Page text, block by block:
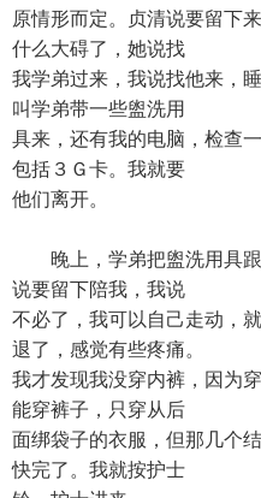
原情形而定。贞清说要留下
什么大碍了，她说找
我学弟过来，我说找他来，
叫学弟带一些盥洗用
具来，还有我的电脑，检查
包括３Ｇ卡。我就要
他们离开。
晚上，学弟把盥洗用具跟
说要留下陪我，我说
不必了，我可以自己走动，
退了，感觉有些疼痛。
我才发现我没穿内裤，因为
能穿裤子，只穿从后
面绑袋子的衣服，但那几个
快完了。我就按护士